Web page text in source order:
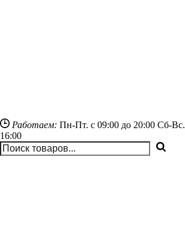
Работаем: Пн-Пт. с 09:00 до 20:00Сб-Вс.
16:00